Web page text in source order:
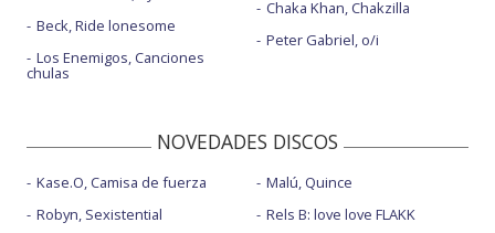
When winter comes
Who cares
Beck, Ride lonesome
Los Enemigos, Canciones
chulas
Chaka Khan, Chakzilla
Peter Gabriel, o/i
NOVEDADES DISCOS
Kase.O, Camisa de fuerza
Robyn, Sexistential
Malú, Quince
Rels B: love love FLAKK